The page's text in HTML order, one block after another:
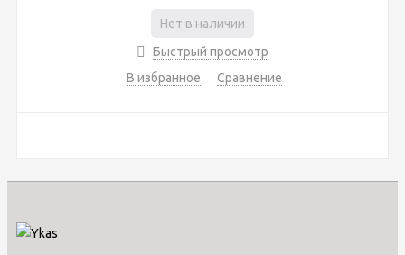
Нет в наличии
Быстрый просмотр
В избранное
Сравнение